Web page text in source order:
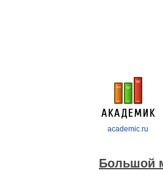
academic.ru
Большой